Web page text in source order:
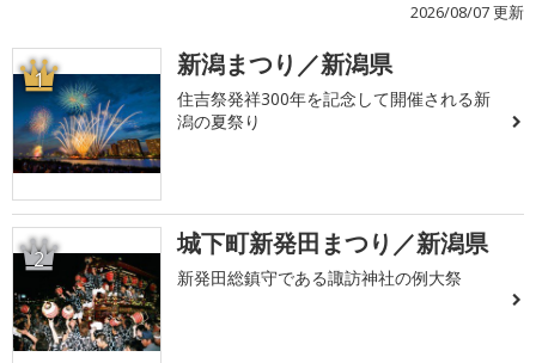
2026/08/07 更新
1 新潟まつり／新潟県
住吉祭発祥300年を記念して開催される新
潟の夏祭り
2 城下町新発田まつり／新潟県
新発田総鎮守である諏訪神社の例大祭